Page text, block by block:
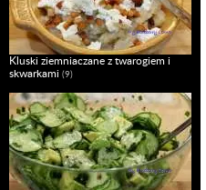
Kluski ziemniaczane z twarogiem i
skwarkami (9)